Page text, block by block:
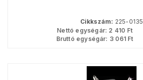
Cikkszám: 225-0135
Nettó egységár: 2 410 Ft
Bruttó egységár: 3 061Ft